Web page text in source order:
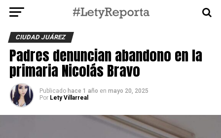
CIUDAD JUÁREZ
Padres denuncian abandono en la
primaria Nicolás Bravo
Publicado hace 1 año en mayo 20, 2025
Por Lety Villarreal